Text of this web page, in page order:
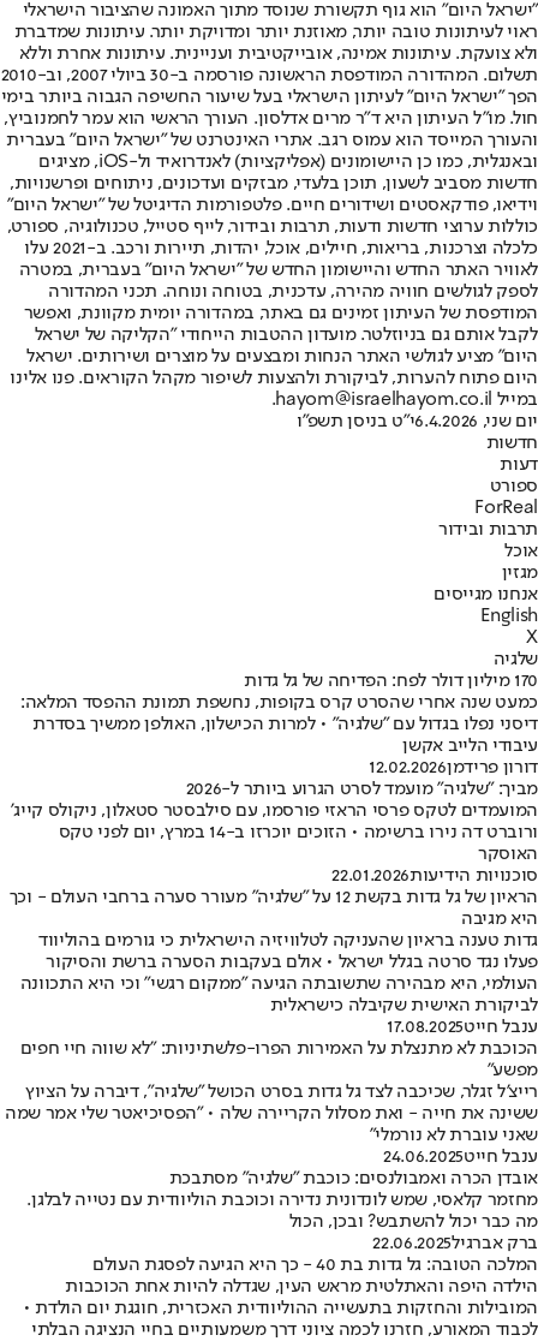
"ישראל היום" הוא גוף תקשורת שנוסד מתוך האמונה שהציבור הישראלי
ראוי לעיתונות טובה יותר, מאוזנת יותר ומדויקת יותר. עיתונות שמדברת
ולא צועקת. עיתונות אמינה, אובייקטיבית ועניינית. עיתונות אחרת וללא
תשלום. המהדורה המודפסת הראשונה פורסמה ב-30 ביולי 2007, וב-2010
הפך "ישראל היום" לעיתון הישראלי בעל שיעור החשיפה הגבוה ביותר בימי
חול. מו"ל העיתון היא ד"ר מרים אדלסון. העורך הראשי הוא עמר לחמנוביץ,
והעורך המייסד הוא עמוס רגב. אתרי האינטרנט של "ישראל היום" בעברית
ובאנגלית, כמו כן היישומונים (אפליקציות) לאנדרואיד ול-iOS, מציגים
חדשות מסביב לשעון, תוכן בלעדי, מבזקים ועדכונים, ניתוחים ופרשנויות,
וידיאו, פודקאסטים ושידורים חיים. פלטפורמות הדיגיטל של "ישראל היום"
כוללות ערוצי חדשות ודעות, תרבות ובידור, לייף סטייל, טכנולוגיה, ספורט,
כלכלה וצרכנות, בריאות, חיילים, אוכל, יהדות, תיירות ורכב. ב-2021 עלו
לאוויר האתר החדש והיישומון החדש של "ישראל היום" בעברית, במטרה
לספק לגולשים חוויה מהירה, עדכנית, בטוחה ונוחה. תכני המהדורה
המודפסת של העיתון זמינים גם באתר, במהדורה יומית מקוונת, ואפשר
לקבל אותם גם בניוזלטר. מועדון ההטבות הייחודי "הקליקה של ישראל
היום" מציע לגולשי האתר הנחות ומבצעים על מוצרים ושירותים. ישראל
היום פתוח להערות, לביקורת ולהצעות לשיפור מקהל הקוראים. פנו אלינו
במייל hayom@israelhayom.co.il.
יום שני, 6.4.2026
י"ט בניסן תשפ"ו
חדשות
דעות
ספורט
ForReal
תרבות ובידור
אוכל
מגזין
אנחנו מגייסים
English
X
שלגיה
170 מיליון דולר לפח: הפדיחה של גל גדות
כמעט שנה אחרי שהסרט קרס בקופות, נחשפת תמונת ההפסד המלאה:
דיסני נפלו בגדול עם "שלגיה" • למרות הכישלון, האולפן ממשיך בסדרת
עיבודי הלייב אקשן
דורון פרידמן12.02.2026
מביך: "שלגיה" מועמד לסרט הגרוע ביותר ל-2026
המועמדים לטקס פרסי הראזי פורסמו, עם סילבסטר סטאלון, ניקולס קייג'
ורוברט דה נירו ברשימה • הזוכים יוכרזו ב-14 במרץ, יום לפני טקס
האוסקר
סוכנויות הידיעות22.01.2026
הראיון של גל גדות בקשת 12 על "שלגיה" מעורר סערה ברחבי העולם - וכך
היא מגיבה
גדות טענה בראיון שהעניקה לטלוויזיה הישראלית כי גורמים בהוליווד
פעלו נגד סרטה בגלל ישראל • אולם בעקבות הסערה ברשת והסיקור
העולמי, היא מבהירה שתשובתה הגיעה "ממקום רגשי" וכי היא התכוונה
לביקורת האישית שקיבלה כישראלית
ענבל חייט17.08.2025
הכוכבת לא מתנצלת על האמירות הפרו-פלשתיניות: "לא שווה חיי חפים
מפשע"
רייצ'ל זגלר, שכיכבה לצד גל גדות בסרט הכושל "שלגיה", דיברה על הציוץ
ששינה את חייה - ואת מסלול הקריירה שלה • "הפסיכיאטר שלי אמר שמה
שאני עוברת לא נורמלי"
ענבל חייט24.06.2025
אובדן הכרה ואמבולנסים: כוכבת "שלגיה" מסתבכת
מחזמר קלאסי, שמש לונדונית נדירה וכוכבת הוליוודית עם נטייה לבלגן.
מה כבר יכול להשתבש? ובכן, הכול
ברק אברגיל22.06.2025
המלכה הטובה: גל גדות בת 40 - כך היא הגיעה לפסגת העולם
הילדה היפה והאתלטית מראש העין, שגדלה להיות אחת הכוכבות
המובילות והחזקות בתעשייה ההוליוודית האכזרית, חוגגת יום הולדת •
לכבוד המאורע, חזרנו לכמה ציוני דרך משמעותיים בחיי הנציגה הבלתי